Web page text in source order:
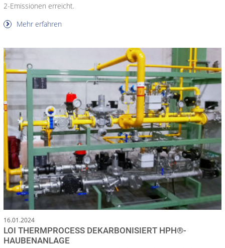
2-Emissionen erreicht.
Mehr erfahren
16.01.2024
LOI THERMPROCESS DEKARBONISIERT HPH®-
HAUBENANLAGE